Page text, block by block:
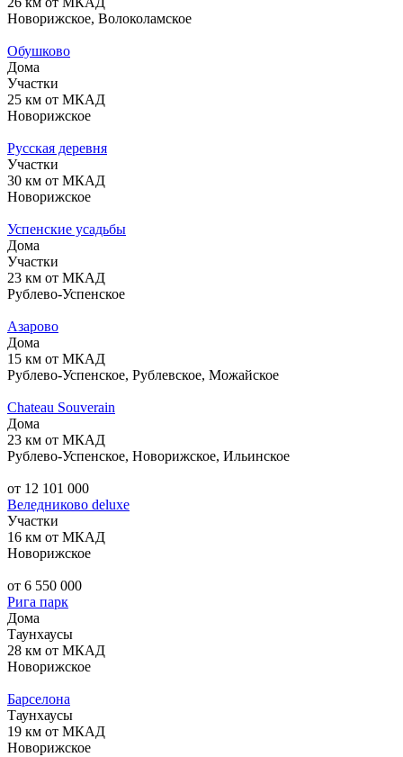
Новорижское, Волоколамское
Обушково
Дома
Участки
25 км от МКАД
Новорижское
Русская деревня
Участки
30 км от МКАД
Новорижское
Успенские усадьбы
Дома
Участки
23 км от МКАД
Рублево-Успенское
Азарово
Дома
15 км от МКАД
Рублево-Успенское, Рублевское, Можайское
Chateau Souverain
Дома
23 км от МКАД
Рублево-Успенское, Новорижское, Ильинское
от 12 101 000
Веледниково deluxe
Участки
16 км от МКАД
Новорижское
от 6 550 000
Рига парк
Дома
Таунхаусы
28 км от МКАД
Новорижское
Барселона
Таунхаусы
19 км от МКАД
Новорижское